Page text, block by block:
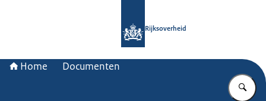
Rijksoverheid
Home Documenten